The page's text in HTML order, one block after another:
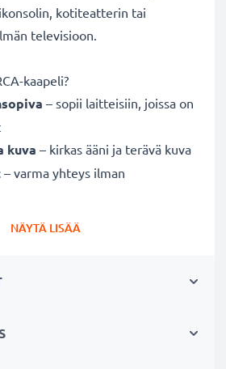
kotiteatterin tai
televisioon.
kaapeli?
– sopii laitteisiin, joissa on
kuva – kirkas ääni ja terävä kuva
– varma yhteys ilman
valmistettu ja pitkäikäinen
seuraavien laitteiden kanssa:
(video) / valkoinen (audio
NÄYTÄ LISÄÄ